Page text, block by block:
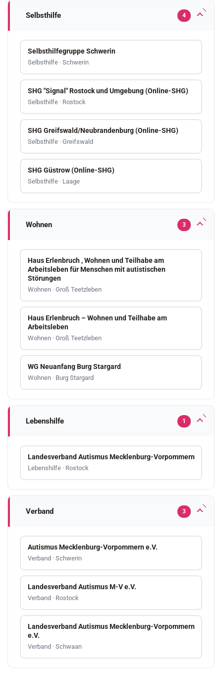
Selbsthilfe 4
Selbsthilfegruppe Schwerin
Selbsthilfe · Schwerin
SHG "Signal" Rostock und Umgebung (Online-SHG)
Selbsthilfe · Rostock
SHG Greifswald/Neubrandenburg (Online-SHG)
Selbsthilfe · Greifswald
SHG Güstrow (Online-SHG)
Selbsthilfe · Laage
Wohnen 3
Haus Erlenbruch , Wohnen und Teilhabe am
Arbeitsleben für Menschen mit autistischen
Störungen
Wohnen · Groß Teetzleben
Haus Erlenbruch – Wohnen und Teilhabe am
Arbeitsleben
Wohnen · Groß Teetzleben
WG Neuanfang Burg Stargard
Wohnen · Burg Stargard
Lebenshilfe 1
Landesverband Autismus Mecklenburg-Vorpommern
Lebenshilfe · Rostock
Verband 3
Autismus Mecklenburg-Vorpommern e.V.
Verband · Schwerin
Landesverband Autismus M-V e.V.
Verband · Rostock
Landesverband Autismus Mecklenburg-Vorpommern
e.V.
Verband · Schwaan